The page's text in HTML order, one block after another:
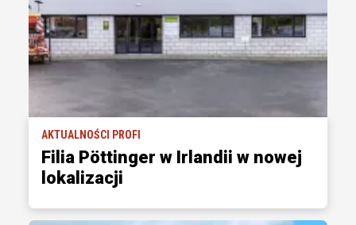
AKTUALNOŚCI PROFI
Filia Pöttinger w Irlandii w nowej
lokalizacji